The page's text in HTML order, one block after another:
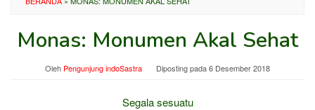
Monas: Monumen Akal Sehat
Oleh Pengunjung indoSastra Diposting pada6 Desember 2018
Segala sesuatu